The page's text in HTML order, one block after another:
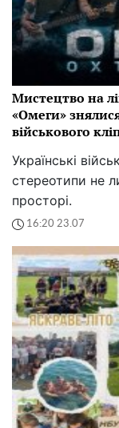
Мистецтво на
«Омеги»
військового
Українські
стереотипи не
просторі.
16:20 23.07